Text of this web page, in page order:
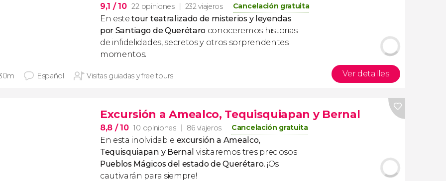
9,1 / 10 22 opiniones 232 viajeros Cancelación gratuita
En estetour teatralizado de misterios y leyendas
por Santiago de Querétaro conoceremos historias
de infidelidades, secretos y otros sorprendentes
momentos.
Español Visitas guiadas y free tours Ver detalles
Excursión a Amealco, Tequisquiapan y Bernal
8,8 / 10 10 opiniones 86 viajeros Cancelación gratuita
En esta inolvidable excursión a Amealco,
Tequisquiapan y Bernal visitaremos tres preciosos
Pueblos Mágicos del estado de Querétaro. ¡Os
cautivarán para siempre!